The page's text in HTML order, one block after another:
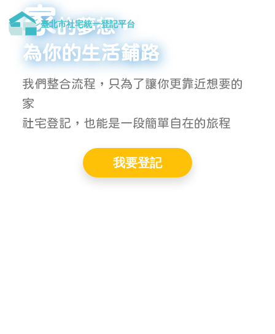
臺北市社宅統一登記平台
統一登記平台
家的夢想，
為你的生活鋪路
我們整合流程，只為了讓你更靠近想要的
家
社宅登記，也能是一段簡單自在的旅程
我要登記